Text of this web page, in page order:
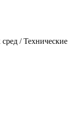
/ Технические